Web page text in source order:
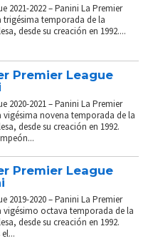
2021-2022 – Panini La Premier
trigésima temporada de la
desde su creación en 1992....
Premier League
2020-2021 – Panini La Premier
vigésima novena temporada de la
desde su creación en 1992.
Premier League
2019-2020 – Panini La Premier
vigésimo octava temporada de la
desde su creación en 1992.